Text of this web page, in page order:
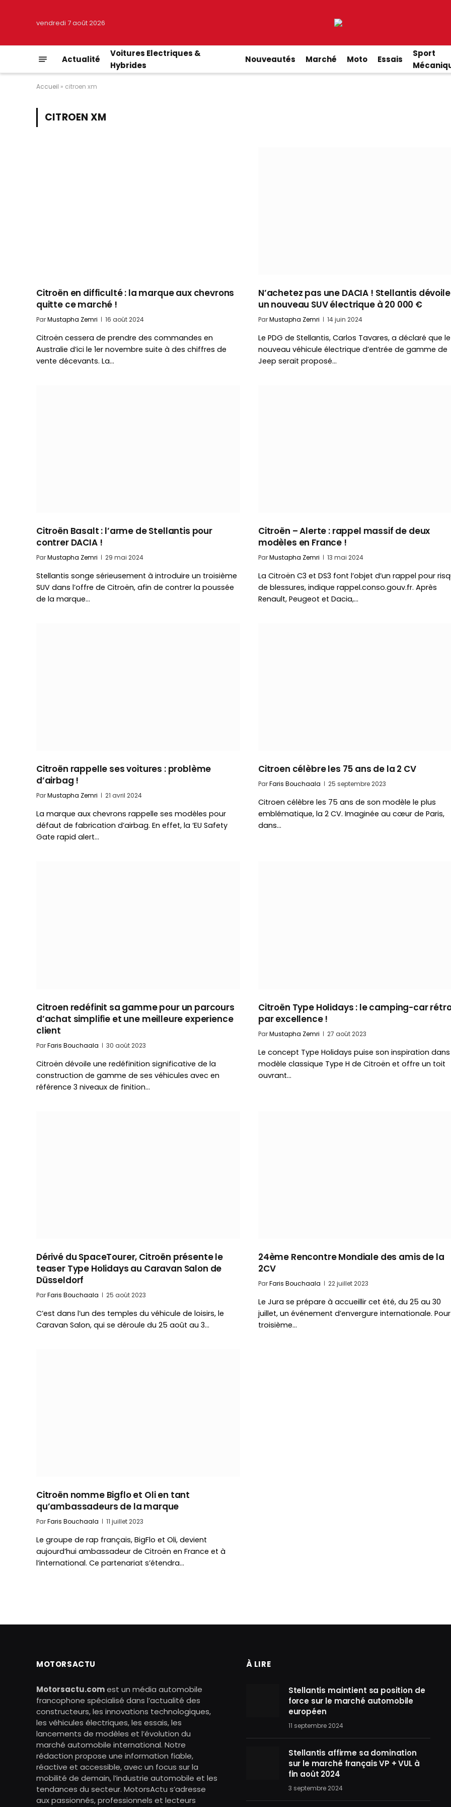
vendredi 7 août 2026
Actualité
Voitures Electriques &
Hybrides
Nouveautés Marché Moto Essais
Sport
Accueil » citroen xm
CITROEN XM
Citroën en difficulté : la marque aux chevrons
quitte ce marché !
ParMustapha Zemri 16 août 2024
Citroën cessera de prendre des commandes en
Australie d’ici le 1er novembre suite à des chiffres de
vente décevants. La…
N’achetez pas une DACIA ! Stellantis dévoile
un nouveau SUV électrique à 20 000 €
ParMustapha Zemri 14 juin 2024
Le PDG de Stellantis, Carlos Tavares, a déclaré que le
nouveau véhicule électrique d’entrée de gamme de
Jeep serait proposé…
Citroën Basalt : l’arme de Stellantis pour
contrer DACIA !
ParMustapha Zemri 29 mai 2024
Stellantis songe sérieusement à introduire un troisième
SUV dans l’offre de Citroën, afin de contrer la poussée
de la marque…
Citroën – Alerte : rappel massif de deux
modèles en France !
ParMustapha Zemri 13 mai 2024
La Citroën C3 et DS3 font l’objet d’un rappel pour
de blessures, indique rappel.conso.gouv.fr. Après
Renault, Peugeot et Dacia,…
Citroën rappelle ses voitures : problème
d’airbag !
ParMustapha Zemri 21 avril 2024
La marque aux chevrons rappelle ses modèles pour
défaut de fabrication d’airbag. En effet, la ‘EU Safety
Gate rapid alert…
Citroen célèbre les 75 ans de la 2 CV
ParFaris Bouchaala 25 septembre 2023
Citroen célèbre les 75 ans de son modèle le plus
emblématique, la 2 CV. Imaginée au cœur de Paris,
dans…
Citroen redéfinit sa gamme pour un parcours
d’achat simplifie et une meilleure experience
client
ParFaris Bouchaala 30 août 2023
Citroën dévoile une redéfinition significative de la
construction de gamme de ses véhicules avec en
référence 3 niveaux de finition…
Citroën Type Holidays : le camping-car
par excellence !
ParMustapha Zemri 27 août 2023
Le concept Type Holidays puise son inspiration
modèle classique Type H de Citroën et offre un toit
ouvrant…
Dérivé du SpaceTourer, Citroën présente le
teaser Type Holidays au Caravan Salon de
Düsseldorf
ParFaris Bouchaala 25 août 2023
C’est dans l’un des temples du véhicule de loisirs, le
Caravan Salon, qui se déroule du 25 août au 3…
24ème Rencontre Mondiale des amis de la
2CV
ParFaris Bouchaala 22 juillet 2023
Le Jura se prépare à accueillir cet été, du 25 au 30
juillet, un événement d’envergure internationale.
troisième…
Citroën nomme Bigflo et Oli en tant
qu’ambassadeurs de la marque
ParFaris Bouchaala 11 juillet 2023
Le groupe de rap français, BigFlo et Oli, devient
aujourd’hui ambassadeur de Citroën en France et à
l’international. Ce partenariat s’étendra…
MOTORSACTU
Motorsactu.comest un média automobile
francophone spécialisé dans l’actualité des
constructeurs, les innovations technologiques,
les véhicules électriques, les essais, les
lancements de modèles et l’évolution du
marché automobile international. Notre
rédaction propose une information fiable,
réactive et accessible, avec un focus sur la
mobilité de demain, l’industrie automobile et les
tendances du secteur. MotorsActu s’adresse
aux passionnés, professionnels et lecteurs
À LIRE
Stellantis maintient sa position de
force sur le marché automobile
européen
11 septembre 2024
Stellantis affirme sa domination
sur le marché français VP + VUL à
fin août 2024
3 septembre 2024